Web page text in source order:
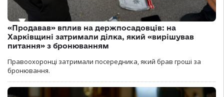
«Продавав» вплив на держпосадовців: на
Харківщині затримали ділка, який «вирішував
питання» з бронюванням
Правоохоронці затримали посередника, який брав гроші за
бронювання.